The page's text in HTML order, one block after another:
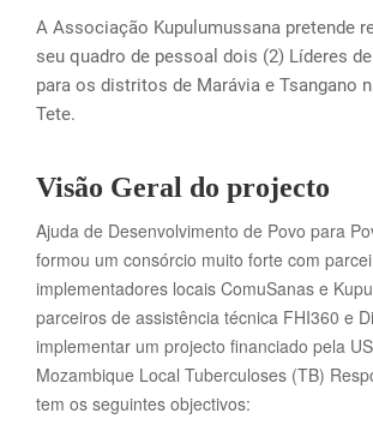
A Associação Kupulumussana pretende
seu quadro de pessoal dois (2) Líderes
para os distritos de Marávia e Tsangano
Tete.
Visão Geral do projecto
Ajuda de Desenvolvimento de Povo para
formou um consórcio muito forte com
implementadores locais ComuSanas e
parceiros de assistência técnica FHI360 e
implementar um projecto financiado pela
Mozambique Local Tuberculoses (TB)
tem os seguintes objectivos: